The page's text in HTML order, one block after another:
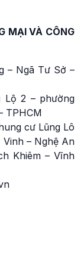
MẠI VÀ CÔNG
– Ngã Tư Sở –
Lộ 2 – phường
TPHCM
cư Lũng Lô
Vinh – Nghệ An
Khiêm – Vĩnh